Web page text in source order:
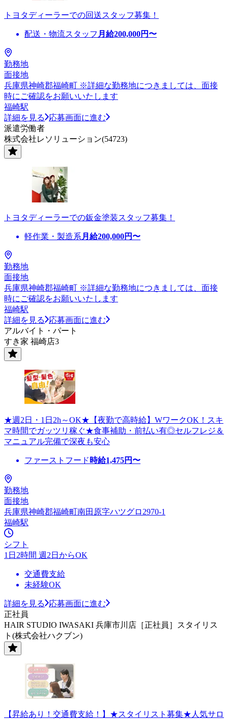
トヨタディーラーでの回送スタッフ募集！
配送・物流スタッフ 月給200,000円〜
勤務地
面接地
兵庫県神崎郡福崎町 ※詳細な勤務地につきましては、面接
時にご確認をお願いいたします
福崎駅
詳細を見る
応募画面に進む
派遣労働者
株式会社レソリューション(54723)
トヨタディーラーでの鈑金塗装スタッフ募集！
軽作業・製造系 月給200,000円〜
勤務地
面接地
兵庫県神崎郡福崎町 ※詳細な勤務地につきましては、面接
時にご確認をお願いいたします
福崎駅
詳細を見る
応募画面に進む
アルバイト・パート
すき家 福崎店3
★週2日・1日2h～OK★【夜勤で高時給】WワークOK！スキ
マ時間でガッツリ稼ぐ★食事補助・前払い有◎セルフレジ＆
マニュアル完備で深夜も安心
ファーストフード 時給1,475円〜
勤務地
面接地
兵庫県神崎郡福崎町南田原字ハツグロ2970-1
福崎駅
シフト
1日2時間 週2日からOK
交通費支給
未経験OK
詳細を見る
応募画面に進む
正社員
HAIR STUDIO IWASAKI 兵庫市川店［正社員］スタイリス
ト(株式会社ハクブン)
【昇給あり！交通費支給！】★スタイリスト募集★人気サロ